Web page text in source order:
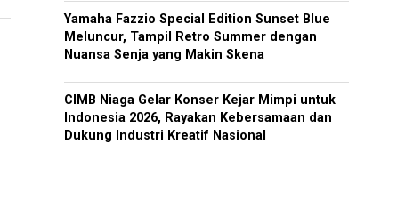
Yamaha Fazzio Special Edition Sunset Blue
Meluncur, Tampil Retro Summer dengan
Nuansa Senja yang Makin Skena
CIMB Niaga Gelar Konser Kejar Mimpi untuk
Indonesia 2026, Rayakan Kebersamaan dan
Dukung Industri Kreatif Nasional